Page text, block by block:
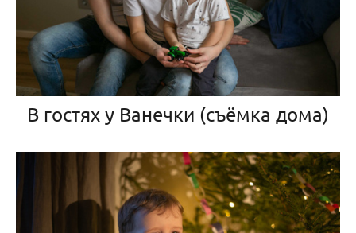
В гостях у Ванечки (съёмка дома)